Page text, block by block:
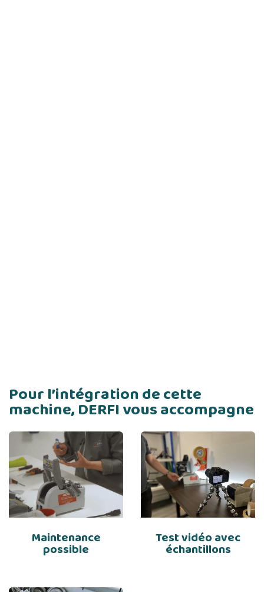
Pour l’intégration de cette
machine, DERFI vous accompagne
Maintenance
possible
Test vidéo avec
échantillons